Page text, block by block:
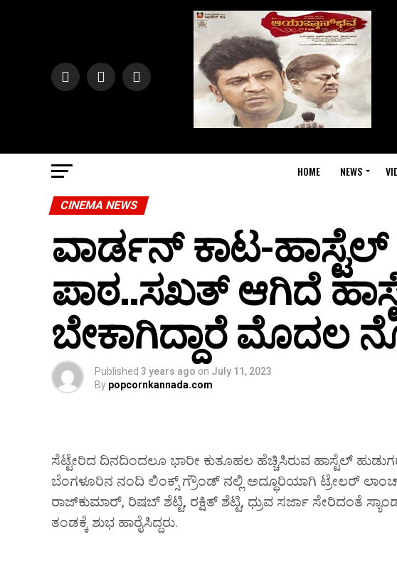
HOME NEWS
CINEMA NEWS
ವಾರ್ಡನ್ ಕಾಟ-
ಪಾಠ..ಸಖತ್ ಆಗಿದೆ
ಬೇಕಾಗಿದ್ದಾರೆ ಮೊದಲ
Published 3 years ago on July 11, 2023
By popcornkannada.com
ಸೆಟ್ಟೇರಿದ ದಿನದಿಂದಲೂ ಭಾರೀ ಕುತೂಹಲ ಹೆಚ್ಚಿಸಿರುವ ಹಾಸ್ಟೆಲ್
ಬೆಂಗಳೂರಿನ ನಂದಿ ಲಿಂಕ್ಸ್ ಗ್ರೌಂಡ್ ನಲ್ಲಿ ಅದ್ಧೂರಿಯಾಗಿ ಟ್ರೇಲರ್
ರಾಜ್‌ಕುಮಾರ್, ರಿಷಬ್ ಶೆಟ್ಟಿ, ರಕ್ಷಿತ್‌ ಶೆಟ್ಟಿ, ಧ್ರುವ ಸರ್ಜಾ ಸೇರಿದಂತೆ
ತಂಡಕ್ಕೆ ಶುಭ ಹಾರೈಸಿದ್ದರು.